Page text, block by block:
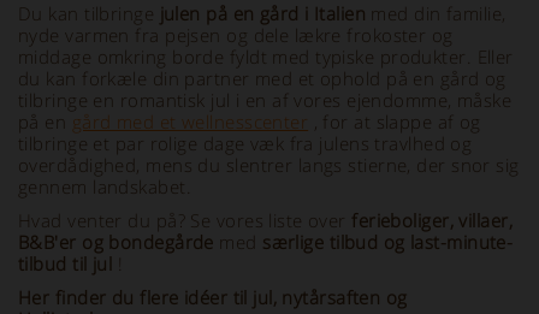
Du kan tilbringe julen på en gård i Italien med din familie,
nyde varmen fra pejsen og dele lækre frokoster og
middage omkring borde fyldt med typiske produkter. Eller
du kan forkæle din partner med et ophold på en gård og
tilbringe en romantisk jul i en af vores ejendomme, måske
på en gård med et wellnesscenter , for at slappe af og
tilbringe et par rolige dage væk fra julens travlhed og
overdådighed, mens du slentrer langs stierne, der snor sig
gennem landskabet.
Hvad venter du på? Se vores liste over ferieboliger, villaer,
B&B'er og bondegårde med særlige tilbud og last-minute-
tilbud til jul !
Her finder du flere idéer til jul, nytårsaften og